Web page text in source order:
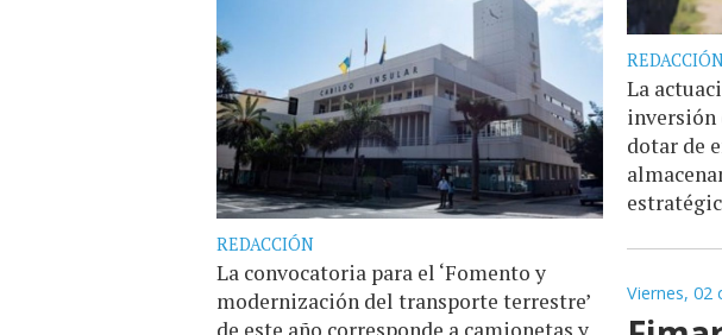
REDACCIÓN
La convocatoria para el ‘Fomento y
modernización del transporte terrestre’
de este año corresponde a camionetas y
La
inversión
dotar de
Viernes, 02